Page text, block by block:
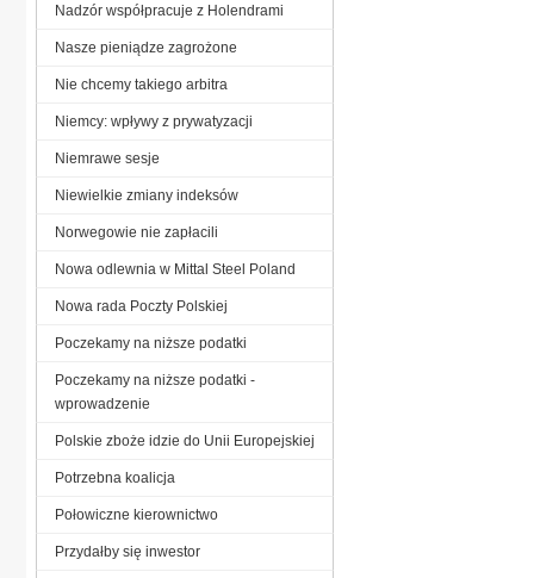
Nadzór współpracuje z Holendrami
Nasze pieniądze zagrożone
Nie chcemy takiego arbitra
Niemcy: wpływy z prywatyzacji
Niemrawe sesje
Niewielkie zmiany indeksów
Norwegowie nie zapłacili
Nowa odlewnia w Mittal Steel Poland
Nowa rada Poczty Polskiej
Poczekamy na niższe podatki
Poczekamy na niższe podatki -
wprowadzenie
Polskie zboże idzie do Unii Europejskiej
Potrzebna koalicja
Połowiczne kierownictwo
Przydałby się inwestor